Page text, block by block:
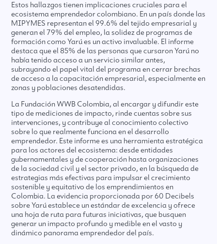
Estos hallazgos tienen implicaciones cruciales para el
ecosistema emprendedor colombiano. En un país donde las
MIPYMES representan el 99.6% del tejido empresarial y
generan el 79% del empleo, la solidez de programas de
formación como Yarú es un activo invaluable. El informe
destaca que el 85% de las personas que cursaron Yarú no
había tenido acceso a un servicio similar antes,
subrayando el papel vital del programa en cerrar brechas
de acceso a la capacitación empresarial, especialmente en
zonas y poblaciones desatendidas.
La Fundación WWB Colombia, al encargar y difundir este
tipo de mediciones de impacto, rinde cuentas sobre sus
intervenciones, y contribuye al conocimiento colectivo
sobre lo que realmente funciona en el desarrollo
emprendedor. Este informe es una herramienta estratégica
para los actores del ecosistema: desde entidades
gubernamentales y de cooperación hasta organizaciones
de la sociedad civil y el sector privado, en la búsqueda de
estrategias más efectivas para impulsar el crecimiento
sostenible y equitativo de los emprendimientos en
Colombia. La evidencia proporcionada por 60 Decibels
sobre Yarú establece un estándar de excelencia y ofrece
una hoja de ruta para futuras iniciativas, que busquen
generar un impacto profundo y medible en el vasto y
dinámico panorama emprendedor del país.